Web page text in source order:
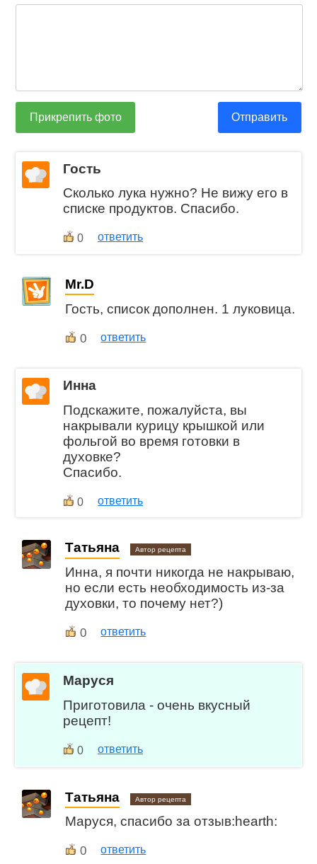
Прикрепить фото Отправить
Гость
Сколько лука нужно? Не вижу его в
списке продуктов. Спасибо.
0 ответить
Mr.D
Гость, список дополнен. 1 луковица.
0 ответить
Инна
Подскажите, пожалуйста, вы
накрывали курицу крышкой или
фольгой во время готовки в
духовке?
Спасибо.
0 ответить
Татьяна Автор рецепта
Инна, я почти никогда не накрываю,
но если есть необходимость из-за
духовки, то почему нет?)
0 ответить
Маруся
Приготовила - очень вкусный
рецепт!
0 ответить
Татьяна Автор рецепта
Маруся, спасибо за отзыв:hearth:
0 ответить